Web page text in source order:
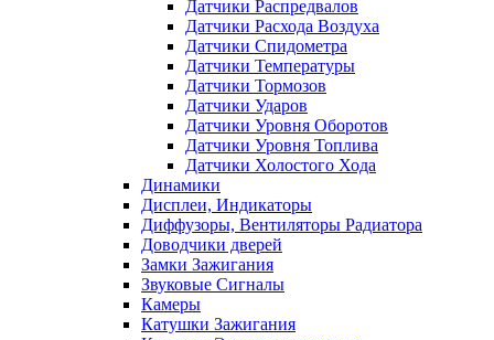
Датчики Распредвалов
Датчики Расхода Воздуха
Датчики Спидометра
Датчики Температуры
Датчики Тормозов
Датчики Ударов
Датчики Уровня Оборотов
Датчики Уровня Топлива
Датчики Холостого Хода
Динамики
Дисплеи, Индикаторы
Диффузоры, Вентиляторы Радиатора
Доводчики дверей
Замки Зажигания
Звуковые Сигналы
Камеры
Катушки Зажигания